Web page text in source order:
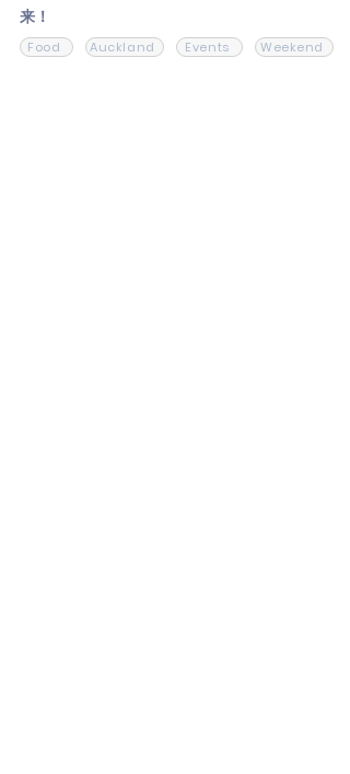
来！
Food Auckland Events Weekend